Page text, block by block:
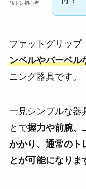
筋トレ初心者
ファットグリップ
ンベルやバーベル
ニング器具です。
一見シンプルな器
とで握力や前腕、
かかり、通常のト
とが可能になりま